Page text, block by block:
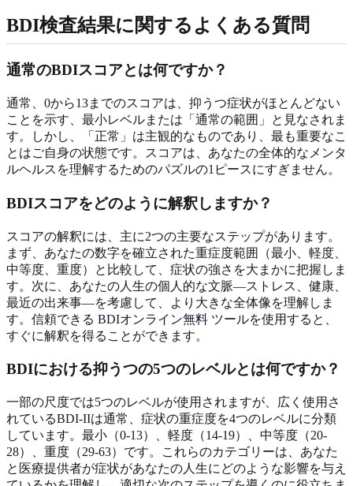
BDI検査結果に関するよくある質問
通常のBDIスコアとは何ですか？
通常、0から13までのスコアは、抑うつ症状がほとんどない
ことを示す、最小レベルまたは「通常の範囲」と見なされま
す。しかし、「正常」は主観的なものであり、最も重要なこ
とはご自身の状態です。スコアは、あなたの全体的なメンタ
ルヘルスを理解するためのパズルの1ピースにすぎません。
BDIスコアをどのように解釈しますか？
スコアの解釈には、主に2つの主要なステップがあります。
まず、あなたの数字を確立された重症度範囲（最小、軽度、
中等度、重度）と比較して、症状の強さを大まかに把握しま
す。次に、あなたの人生の個人的な文脈—ストレス、健康、
最近の出来事—を考慮して、より大きな全体像を理解しま
す。信頼できる BDIオンライン無料 ツールを使用すると、
すぐに解釈を得ることができます。
BDIにおける抑うつの5つのレベルとは何ですか？
一部の尺度では5つのレベルが使用されますが、広く使用さ
れているBDI-IIは通常、症状の重症度を4つのレベルに分類
しています。最小（0-13）、軽度（14-19）、中等度（20-
28）、重度（29-63）です。これらのカテゴリーは、あなた
と医療提供者が症状があなたの人生にどのような影響を与え